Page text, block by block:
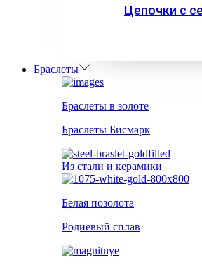
Цепочки с
Браслеты
Браслеты в золоте
Браслеты Бисмарк
Из стали и керамики
Белая позолота
Родиевый сплав